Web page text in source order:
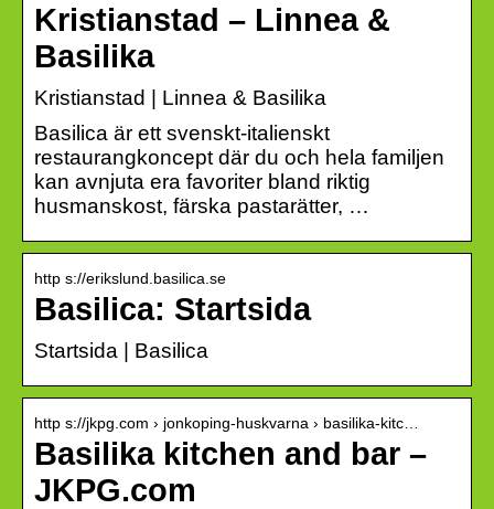
Kristianstad – Linnea &
Basilika
Kristianstad | Linnea & Basilika
Basilica är ett svenskt-italienskt
restaurangkoncept där du och hela familjen
kan avnjuta era favoriter bland riktig
husmanskost, färska pastarätter, …
http s://erikslund.basilica.se
Basilica: Startsida
Startsida | Basilica
http s://jkpg.com › jonkoping-huskvarna › basilika-kitc…
Basilika kitchen and bar –
JKPG.com